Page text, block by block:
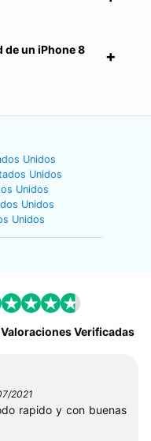
de un iPhone 8
Unidos
Unidos
Unidos
Unidos
Unidos
Verificadas
2021
rapido y con buenas